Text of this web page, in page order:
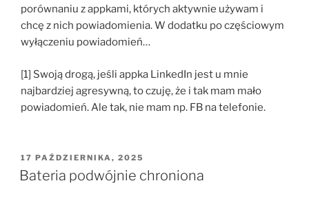
porównaniu z appkami, których aktywnie używam i
chcę z nich powiadomienia. W dodatku po częściowym
wyłączeniu powiadomień…
[1] Swoją drogą, jeśli appka LinkedIn jest u mnie
najbardziej agresywną, to czuję, że i tak mam mało
powiadomień. Ale tak, nie mam np. FB na telefonie.
OPUBLIKOWANE
W
17 PAŹDZIERNIKA, 2025
Bateria podwójnie chroniona